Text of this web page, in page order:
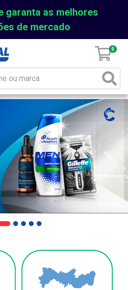
garanta as melhores
de mercado
0